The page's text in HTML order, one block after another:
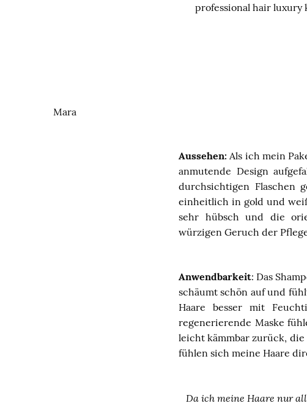
professional hair luxury
Mara
Aussehen: Als ich mein
anmutende Design
durchsichtigen Flaschen
einheitlich in gold und
sehr hübsch und die
würzigen Geruch der
Anwendbarkeit: Das
schäumt schön auf und
Haare besser mit
regenerierende Maske
leicht kämmbar zurück,
fühlen sich meine Haare
Da ich meine Haare nur